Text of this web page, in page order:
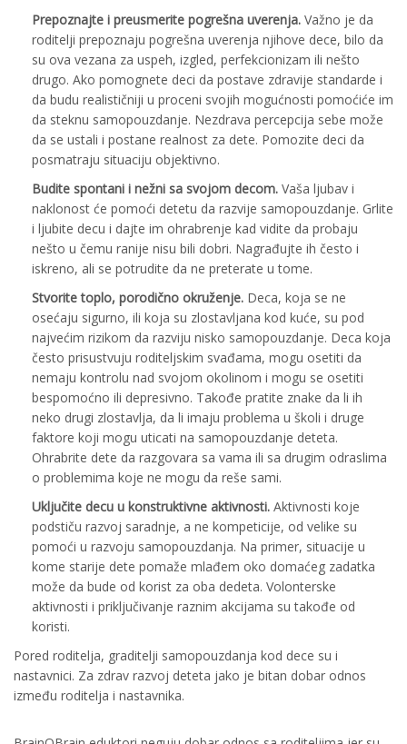
Prepoznajte i preusmerite pogrešna uverenja. Važno je da
roditelji prepoznaju pogrešna uverenja njihove dece, bilo da
su ova vezana za uspeh, izgled, perfekcionizam ili nešto
drugo. Ako pomognete deci da postave zdravije standarde i
da budu realističniji u proceni svojih mogućnosti pomoćiće im
da steknu samopouzdanje. Nezdrava percepcija sebe može
da se ustali i postane realnost za dete. Pomozite deci da
posmatraju situaciju objektivno.
Budite spontani i nežni sa svojom decom. Vaša ljubav i
naklonost će pomoći detetu da razvije samopouzdanje. Grlite
i ljubite decu i dajte im ohrabrenje kad vidite da probaju
nešto u čemu ranije nisu bili dobri. Nagrađujte ih često i
iskreno, ali se potrudite da ne preterate u tome.
Stvorite toplo, porodično okruženje. Deca, koja se ne
osećaju sigurno, ili koja su zlostavljana kod kuće, su pod
najvećim rizikom da razviju nisko samopouzdanje. Deca koja
često prisustvuju roditeljskim svađama, mogu osetiti da
nemaju kontrolu nad svojom okolinom i mogu se osetiti
bespomoćno ili depresivno. Takođe pratite znake da li ih
neko drugi zlostavlja, da li imaju problema u školi i druge
faktore koji mogu uticati na samopouzdanje deteta.
Ohrabrite dete da razgovara sa vama ili sa drugim odraslima
o problemima koje ne mogu da reše sami.
Uključite decu u konstruktivne aktivnosti. Aktivnosti koje
podstiču razvoj saradnje, a ne kompeticije, od velike su
pomoći u razvoju samopouzdanja. Na primer, situacije u
kome starije dete pomaže mlađem oko domaćeg zadatka
može da bude od korist za oba dedeta. Volonterske
aktivnosti i priključivanje raznim akcijama su takođe od
koristi.
Pored roditelja, graditelji samopouzdanja kod dece su i
nastavnici. Za zdrav razvoj deteta jako je bitan dobar odnos
između roditelja i nastavnika.